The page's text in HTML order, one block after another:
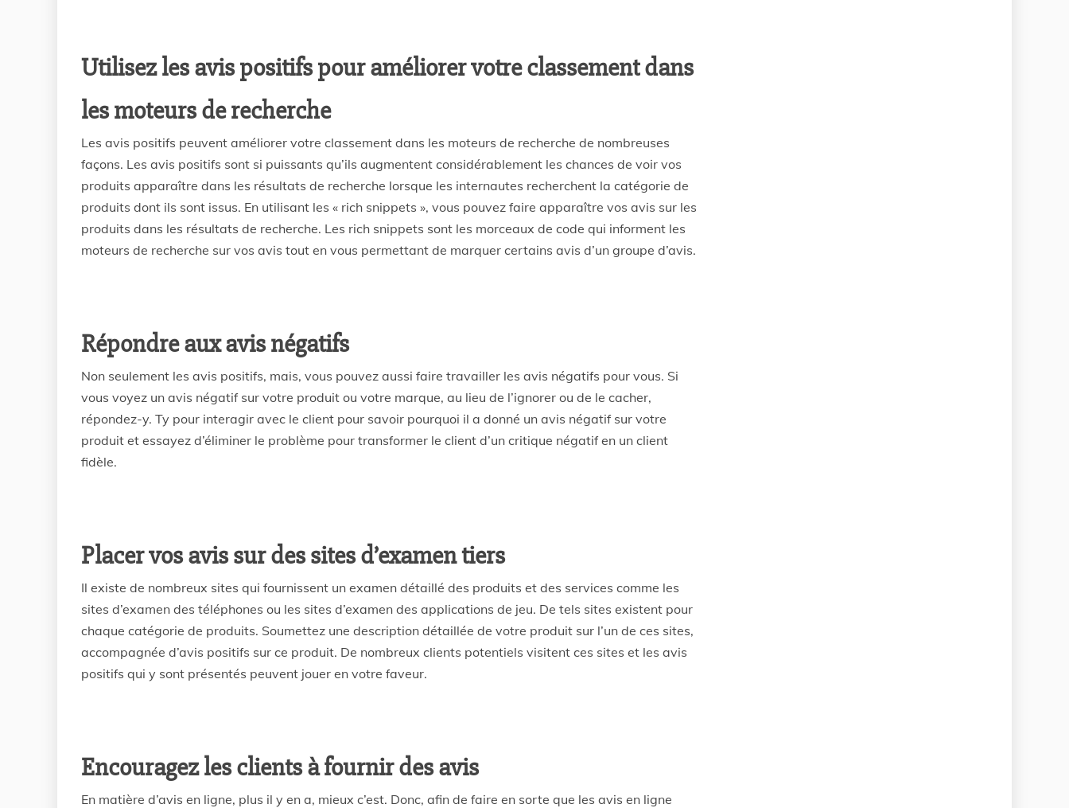
Utilisez les avis positifs pour améliorer votre classement dans
les moteurs de recherche
Les avis positifs peuvent améliorer votre classement dans les moteurs de recherche de nombreuses
façons. Les avis positifs sont si puissants qu’ils augmentent considérablement les chances de voir vos
produits apparaître dans les résultats de recherche lorsque les internautes recherchent la catégorie de
produits dont ils sont issus. En utilisant les « rich snippets », vous pouvez faire apparaître vos avis sur les
produits dans les résultats de recherche. Les rich snippets sont les morceaux de code qui informent les
moteurs de recherche sur vos avis tout en vous permettant de marquer certains avis d’un groupe d’avis.
Répondre aux avis négatifs
Non seulement les avis positifs, mais, vous pouvez aussi faire travailler les avis négatifs pour vous. Si
vous voyez un avis négatif sur votre produit ou votre marque, au lieu de l’ignorer ou de le cacher,
répondez-y. Ty pour interagir avec le client pour savoir pourquoi il a donné un avis négatif sur votre
produit et essayez d’éliminer le problème pour transformer le client d’un critique négatif en un client
fidèle.
Placer vos avis sur des sites d’examen tiers
Il existe de nombreux sites qui fournissent un examen détaillé des produits et des services comme les
sites d’examen des téléphones ou les sites d’examen des applications de jeu. De tels sites existent pour
chaque catégorie de produits. Soumettez une description détaillée de votre produit sur l’un de ces sites,
accompagnée d’avis positifs sur ce produit. De nombreux clients potentiels visitent ces sites et les avis
positifs qui y sont présentés peuvent jouer en votre faveur.
Encouragez les clients à fournir des avis
En matière d’avis en ligne, plus il y en a, mieux c’est. Donc, afin de faire en sorte que les avis en ligne